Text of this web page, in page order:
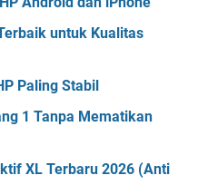
untuk Kualitas
Paling Stabil
1 Tanpa Mematikan
XL Terbaru 2026 (Anti